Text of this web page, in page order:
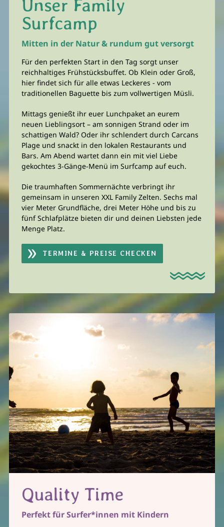
Unser Family
Surfcamp
Mitten in der Natur & rundum gut versorgt
Für den perfekten Start in den Tag sorgt unser
reichhaltiges Frühstücksbuffet. Ob Klein oder Groß,
hier findet sich für alle etwas Leckeres - vom
traditionellen Baguette bis zum vollwertigen Müsli.
Mittags genießt ihr euer Lunchpaket an eurem
neuen Lieblingsort – am sonnigen Strand oder im
schattigen Wald? Oder ihr schlendert durch Carcans
Plage und snackt in den lokalen Restaurants und
Bars. Am Abend wartet dann ein mit viel Liebe
gekochtes 3-Gänge-Menü im Surfcamp auf euch.
Die traumhaften Sommernächte verbringt ihr
gemeinsam in unseren XXL Family Zelten. Sechs mal
vier Meter Grundfläche, drei Meter Höhe und bis zu
fünf Schlafplätze bieten dir und deinen Liebsten jede
Menge Platz.
TERMINE & PREISE CHECKEN
Quality Time
Perfekt für Surfer*innen mit Kindern